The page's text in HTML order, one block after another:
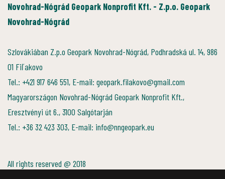
Novohrad-Nógrád Geopark Nonprofit Kft. - Z.p.o. Geopark
Novohrad-Nógrád
Szlovákiában Z.p.o Geopark Novohrad-Nógrád, Podhradská ul. 14, 986
01 Fiľakovo
Tel.: +421 917 646 551, E-mail: geopark.filakovo@gmail.com
Magyarországon Novohrad-Nógrád Geopark Nonprofit Kft.,
Eresztvényi út 6., 3100 Salgótarján
Tel.: +36 32 423 303, E-mail: info@nngeopark.eu
All rights reserved @ 2018